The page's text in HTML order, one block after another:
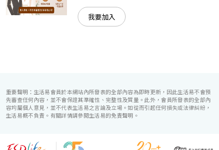
我要加入
重要聲明：生活易會員於本網站內所發表的全部內容為即時更新，因此生活易不會預
先審查任何內容，並不會保證其準確性、完整性及質量。此外，會員所發表的全部內
容均屬個人意見，並不代表生活易之言論及立場。如從而引起任何損失或法律糾紛，
生活易概不負責。有關詳情請參閱生活易的免責聲明。